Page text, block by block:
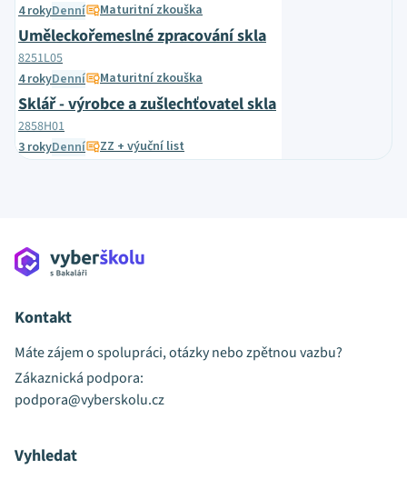
4 rokyDenní Maturitní zkouška
Uměleckořemeslné zpracování skla
8251L05
4 rokyDenní Maturitní zkouška
Sklář - výrobce a zušlechťovatel skla
2858H01
3 rokyDenní ZZ + výuční list
Kontakt
Máte zájem o spolupráci, otázky nebo zpětnou vazbu?
Zákaznická podpora:
podpora@vyberskolu.cz
Vyhledat